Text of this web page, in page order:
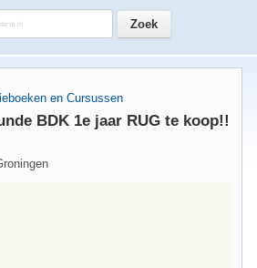
en Cursussen
BDK 1e jaar RUG te koop!!